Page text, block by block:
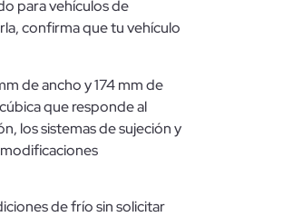
para vehículos de
confirma que tu vehículo
de ancho y 174 mm de
que responde al
los sistemas de sujeción y
de frío sin solicitar